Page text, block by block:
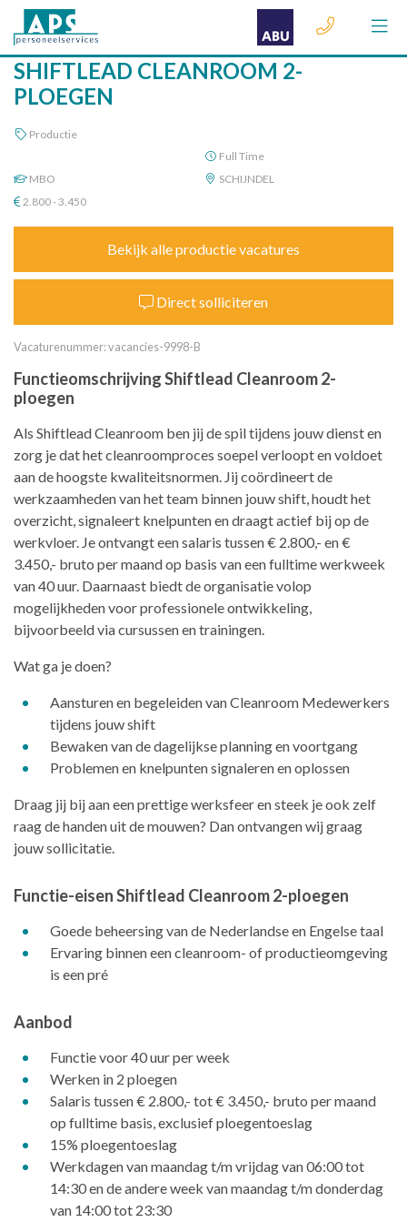
SHIFTLEAD CLEANROOM 2-
PLOEGEN
Productie
Full Time
MBO
SCHIJNDEL
2.800 - 3.450
Bekijk alle productie vacatures
Direct solliciteren
Vacaturenummer: vacancies-9998-B
Functieomschrijving Shiftlead Cleanroom 2-
ploegen
Als Shiftlead Cleanroom ben jij de spil tijdens jouw dienst en
zorg je dat het cleanroomproces soepel verloopt en voldoet
aan de hoogste kwaliteitsnormen. Jij coördineert de
werkzaamheden van het team binnen jouw shift, houdt het
overzicht, signaleert knelpunten en draagt actief bij op de
werkvloer. Je ontvangt een salaris tussen € 2.800,- en €
3.450,- bruto per maand op basis van een fulltime werkweek
van 40 uur. Daarnaast biedt de organisatie volop
mogelijkheden voor professionele ontwikkeling,
bijvoorbeeld via cursussen en trainingen.
Wat ga je doen?
Aansturen en begeleiden van Cleanroom Medewerkers
tijdens jouw shift
Bewaken van de dagelijkse planning en voortgang
Problemen en knelpunten signaleren en oplossen
Draag jij bij aan een prettige werksfeer en steek je ook zelf
raag de handen uit de mouwen? Dan ontvangen wij graag
jouw sollicitatie.
Functie-eisen Shiftlead Cleanroom 2-ploegen
Goede beheersing van de Nederlandse en Engelse taal
Ervaring binnen een cleanroom- of productieomgeving
is een pré
Aanbod
Functie voor 40 uur per week
Werken in 2 ploegen
Salaris tussen € 2.800,- tot € 3.450,- bruto per maand
op fulltime basis, exclusief ploegentoeslag
15% ploegentoeslag
Werkdagen van maandag t/m vrijdag van 06:00 tot
14:30 en de andere week van maandag t/m donderdag
van 14:00 tot 23:30